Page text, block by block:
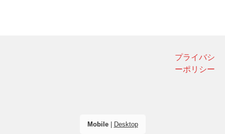
プライバシ
ーポリシー
Mobile| Desktop